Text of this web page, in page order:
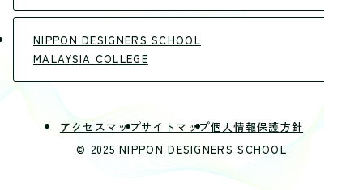
NIPPON DESIGNERS SCHOOL
MALAYSIA COLLEGE
アクセスマップサイトマップ個人情報保護方針
© 2025 NIPPON DESIGNERS SCHOOL